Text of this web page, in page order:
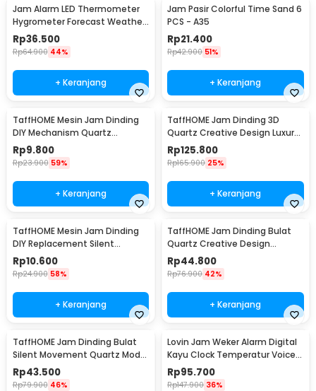
Jam Alarm LED Thermometer
Hygrometer Forecast Weather
Station - 2159T
Rp36.500
Rp64.900 44%
+ Keranjang
Jam Pasir Colorful Time Sand 6
PCS - A35
Rp21.400
Rp42.900 51%
+ Keranjang
TaffHOME Mesin Jam Dinding
DIY Mechanism Quartz
Replacement Sparepart -
5168-S
Rp9.800
Rp23.900 59%
+ Keranjang
TaffHOME Jam Dinding 3D
Quartz Creative Design Luxury
Diamond 33cm - T6807
Rp125.800
Rp165.900 25%
+ Keranjang
TaffHOME Mesin Jam Dinding
DIY Replacement Silent
Movement Quartz - 5168-S
Rp10.600
Rp24.900 58%
+ Keranjang
TaffHOME Jam Dinding Bulat
Quartz Creative Design
Modern 29cm - H6588
Rp44.800
Rp76.900 42%
+ Keranjang
TaffHOME Jam Dinding Bulat
Silent Movement Quartz Model
Modern 29cm - H6589
Rp43.500
Rp79.900 46%
Lovin Jam Weker Alarm Digital
Kayu Clock Temperatur Voice
Control - TX602
Rp95.700
Rp147.900 36%